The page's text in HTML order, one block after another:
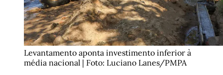
Levantamento aponta investimento inferior à
média nacional | Foto: Luciano Lanes/PMPA